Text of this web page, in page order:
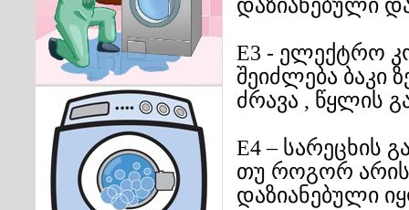
E3 - ელექტრო
შეიძლება ბაკი
ძრავა , წყლის
E4 – სარეცხის
თუ როგორ არის
დაზიანებული